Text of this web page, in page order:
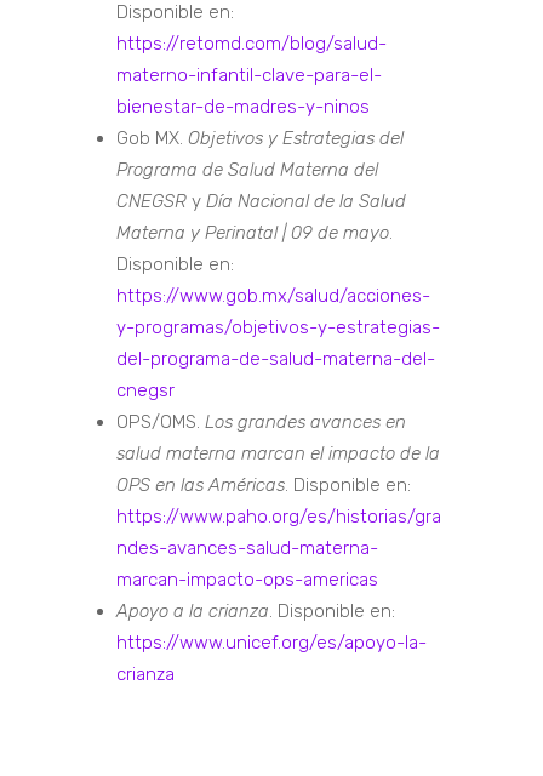
Disponible en:
https://retomd.com/blog/salud-
materno-infantil-clave-para-el-
bienestar-de-madres-y-ninos
Gob MX. Objetivos y Estrategias del
Programa de Salud Materna del
CNEGSRy Día Nacional de la Salud
Materna y Perinatal | 09 de mayo.
Disponible en:
https://www.gob.mx/salud/acciones-
y-programas/objetivos-y-estrategias-
del-programa-de-salud-materna-del-
cnegsr
OPS/OMS. Los grandes avances en
salud materna marcan el impacto de la
OPS en las Américas. Disponible en:
https://www.paho.org/es/historias/gra
ndes-avances-salud-materna-
marcan-impacto-ops-americas
Apoyo a la crianza. Disponible en:
https://www.unicef.org/es/apoyo-la-
crianza